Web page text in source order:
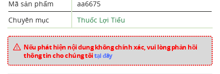
Mã sản phẩm
aa6675
Chuyên mục
Thuốc Lợi Tiểu
Nếu phát hiện nội dung không chính xác, vui lòng phản hồi
thông tin cho chúng tôitại đây